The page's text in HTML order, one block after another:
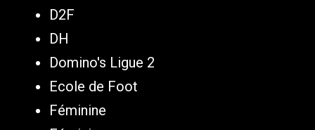
D2F
DH
Domino's Ligue 2
Ecole de Foot
Féminine